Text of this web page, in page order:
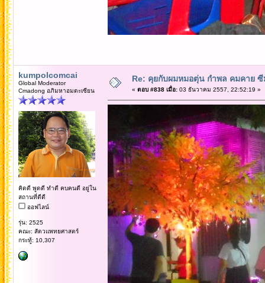
kumpolcomcai
Global Moderator
Cmadong อภิมหาอมตะเซียน
คิดดี พูดดี ทำดี คบคนดี อยู่ใน
สถานที่ดีดี
ออฟไลน์
รุ่น: 2525
คณะ: สัตวแพทยศาสตร์
กระทู้: 10,307
Re: คุยกับผมหมอตุ่น กำพล คมคาย
« ตอบ #838 เมื่อ:03 ธันวาคม 2557, 22:52:19 »